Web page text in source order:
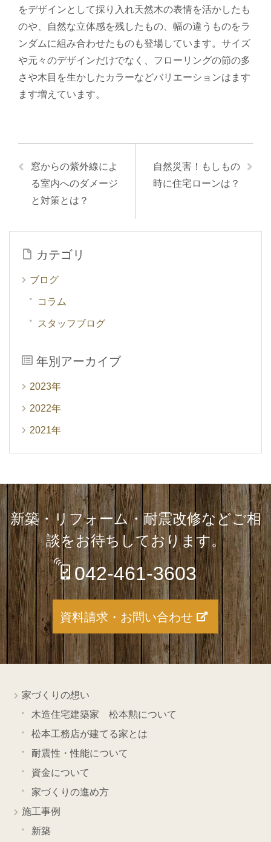
をデザインとして採り入れ天然木の表情を活かしたも
のや、自然な立体感を残したもの、幅の違うものをラ
ンダムに組み合わせたものも登場しています。サイズ
や元々のデザインだけでなく、フローリングの節の多
さや木目を生かしたカラーなどバリエーションはます
ます増えています。
窓からの紫外線によ
る室内へのダメージ
と対策とは？
自然災害！もしもの
時に住宅ローンは？
カテゴリ
ブログ
コラム
スタッフブログ
年別アーカイブ
2023年
2022年
2021年
新築・リフォーム・耐震改修などご相
談をお待ちしております。
042-461-3603
資料請求・お問い合わせ
家づくりの想い
木造住宅建築家 松本勲について
松本工務店が建てる家とは
耐震性・性能について
資金について
家づくりの進め方
施工事例
新築